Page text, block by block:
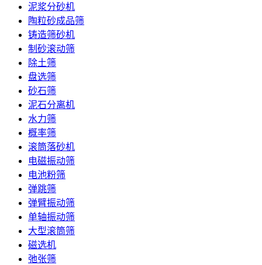
泥浆分砂机
陶粒砂成品筛
铸造筛砂机
制砂滚动筛
除土筛
盘选筛
砂石筛
泥石分离机
水力筛
概率筛
滚筒落砂机
电磁振动筛
电池粉筛
弹跳筛
弹臂振动筛
单轴振动筛
大型滚筒筛
磁选机
弛张筛